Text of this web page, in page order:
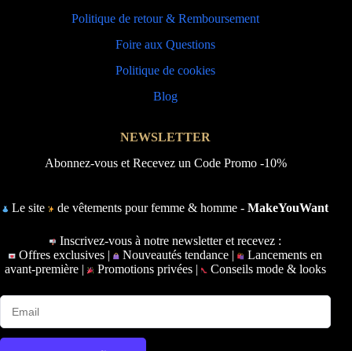
Politique de retour & Remboursement
Foire aux Questions
Politique de cookies
Blog
NEWSLETTER
Abonnez-vous et Recevez un Code Promo -10%
Le site de vêtements pour femme & homme -MakeYouWant
Inscrivez-vous à notre newsletter et recevez :
Offres exclusives |
Nouveautés tendance |
Lancements en
avant-première | Promotions privées | Conseils mode & looks